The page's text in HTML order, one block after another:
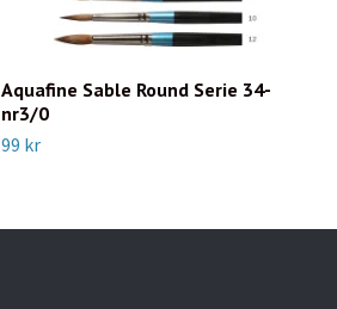
Aquafine Sable Round Serie 34-
nr3/0
99 kr